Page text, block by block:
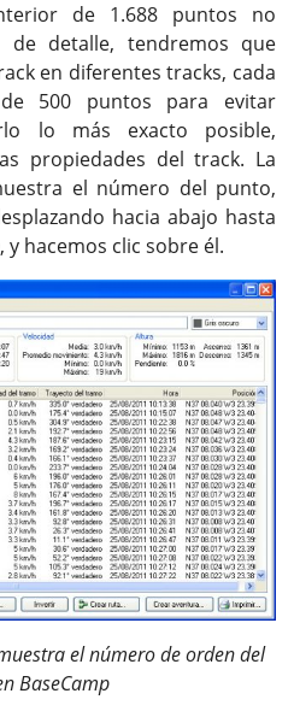
de 1.688 puntos no
de detalle, tendremos que
en diferentes tracks, cada
500 puntos para evitar
lo más exacto posible,
propiedades del track. La
el número del punto,
hacia abajo hasta
hacemos clic sobre él.
el número de orden del
BaseCamp